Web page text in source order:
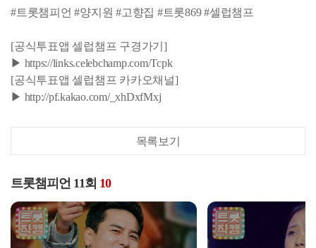
#트롯챔피언 #양지원 #고향집 #트롯869 #셀럽챔프
[공식투표앱 셀럽챔프 구경가기]
▶ https://links.celebchamp.com/Tcpk
[공식투표앱 셀럽챔프 카카오채널]
▶ http://pf.kakao.com/_xhDxfMxj
목록보기
트롯챔피언 11회 10